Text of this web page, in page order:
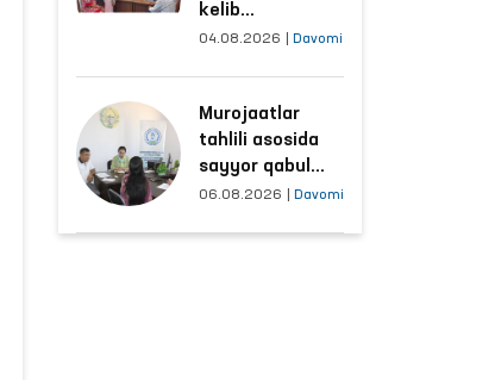
kelib
tushayotgan
yo‘lga qo‘yildi
04.08.2026 Davomi
Murojaatlar
tahlili asosida
sayyor qabul
o‘tkaziladigan
06.08.2026 Davomi